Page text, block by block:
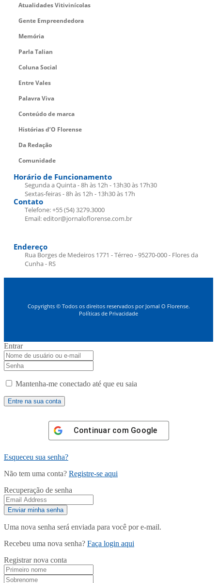
Atualidades Vitivinícolas
Gente Empreendedora
Memória
Parla Talian
Coluna Social
Entre Vales
Palavra Viva
Conteúdo de marca
Histórias d’O Florense
Da Redação
Comunidade
Horário de Funcionamento
Segunda a Quinta - 8h às 12h - 13h30 às 17h30
Sextas-feiras - 8h às 12h - 13h30 às 17h
Contato
Telefone: +55 (54) 3279.3000
Email: editor@jornaloflorense.com.br
Endereço
Rua Borges de Medeiros 1771 - Térreo - 95270-000 - Flores da
Cunha - RS
Copyrights © Todos os direitos reservados por Jornal O Florense.
Políticas de Privacidade
Entrar
Mantenha-me conectado até que eu saia
Continuar com Google
Esqueceu sua senha?
Não tem uma conta? Registre-se aqui
Recuperação de senha
Uma nova senha será enviada para você por e-mail.
Recebeu uma nova senha? Faça login aqui
Registrar nova conta